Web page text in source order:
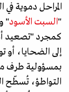
المراحل دموية
"السبت الأسود"
كمجرد "تصعيد
إلى الضحايا، أو
بمسؤولية طرف
التواطؤ، تُسطّح